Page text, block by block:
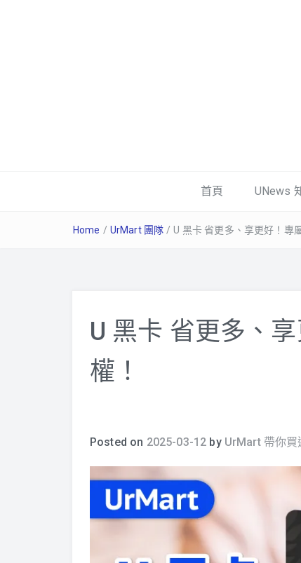
首頁 UNews
Home / UrMart 團隊 / U 黑卡 省更多、享更好！專
U 黑卡 省更多、
權！
Posted on 2025-03-12 by UrMart 帶你買